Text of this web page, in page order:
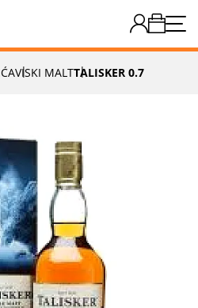
VISKI MALTTALISKER 0.7